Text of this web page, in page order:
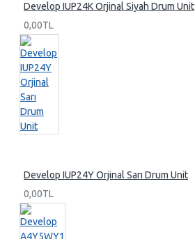
Develop IUP24K Orjinal Siyah Drum Unit
0,00TL
Develop IUP24Y Orjinal Sarı Drum Unit
0,00TL